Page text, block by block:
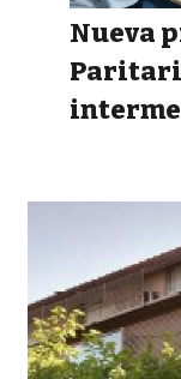
Nueva